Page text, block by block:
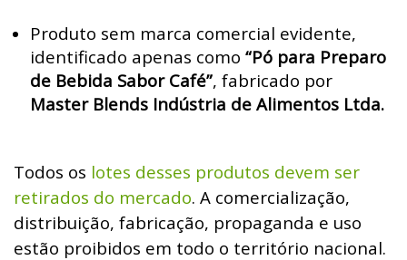
Produto sem marca comercial evidente,
identificado apenas como “Pó para Preparo
de Bebida Sabor Café”, fabricado por
Master Blends Indústria de Alimentos Ltda.
Todos os lotes desses produtos devem ser
retirados do mercado. A comercialização,
distribuição, fabricação, propaganda e uso
estão proibidos em todo o território nacional.